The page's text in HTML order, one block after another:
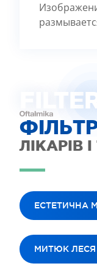
FILTE
ЛІКАРІВ
ЕСТЕТИЧНА
ВСІ ПОСЛУГИ
ЛАЗЕРНА
МИТЮК ЛЕСЯ